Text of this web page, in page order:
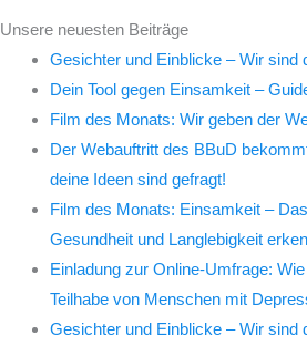
Unsere neuesten Beiträge
Gesichter und Einblicke – Wir sind
Dein Tool gegen Einsamkeit –
Film des Monats: Wir geben der
Der Webauftritt des BBuD
deine Ideen sind gefragt!
Film des Monats: Einsamkeit –
Gesundheit und Langlebigkeit
Einladung zur Online-Umfrage:
Teilhabe von Menschen mit
Gesichter und Einblicke – Wir sind